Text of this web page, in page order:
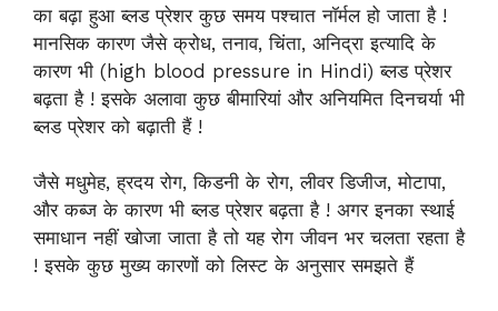
का बढ़ा हुआ ब्लड प्रेशर कुछ समय पश्चात नॉर्मल हो जाता है !
मानसिक कारण जैसे क्रोध, तनाव, चिंता, अनिद्रा इत्यादि के
कारण भी (high blood pressure in Hindi) ब्लड प्रेशर
बढ़ता है ! इसके अलावा कुछ बीमारियां और अनियमित दिनचर्या भी
ब्लड प्रेशर को बढ़ाती हैं !
जैसे मधुमेह, ह्रदय रोग, किडनी के रोग, लीवर डिजीज, मोटापा,
और कब्ज के कारण भी ब्लड प्रेशर बढ़ता है ! अगर इनका स्थाई
समाधान नहीं खोजा जाता है तो यह रोग जीवन भर चलता रहता है
! इसके कुछ मुख्य कारणों को लिस्ट के अनुसार समझते हैं